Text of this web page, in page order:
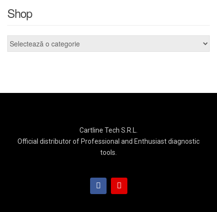
Shop
Cartline Tech S.R.L.
Official distributor of Professional and Enthusiast diagnostic
tools.